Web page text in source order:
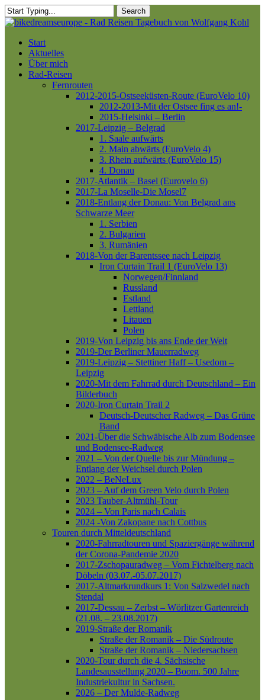
Skip
to
content
Search
Close
Menu
Start
Aktuelles
Über mich
Rad-Reisen
Fernrouten
2012-2015-Ostseeküsten-Route (EuroVelo 10)
2012-2013-Mit der Ostsee fing es an!-
2015-Helsinki – Berlin
2017-Leipzig – Belgrad
1. Saale aufwärts
2. Main abwärts (EuroVelo 4)
3. Rhein aufwärts (EuroVelo 15)
4. Donau
2017-Atlantik – Basel (Eurovelo 6)
2017-La Moselle-Die Mosel7
2018-Entlang der Donau: Von Belgrad ans
Schwarze Meer
1. Serbien
2. Bulgarien
3. Rumänien
2018-Von der Barentssee nach Leipzig
Iron Curtain Trail 1 (EuroVelo 13)
Norwegen/Finnland
Russland
Estland
Lettland
Litauen
Polen
2019-Von Leipzig bis ans Ende der Welt
2019-Der Berliner Mauerradweg
2019-Leipzig – Stettiner Haff – Usedom –
Leipzig
2020-Mit dem Fahrrad durch Deutschland – Ein
Bilderbuch
2020-Iron Curtain Trail 2
Deutsch-Deutscher Radweg – Das Grüne
Band
2021-Über die Schwäbische Alb zum Bodensee
und Bodensee-Radweg
2021 – Von der Quelle bis zur Mündung –
Entlang der Weichsel durch Polen
2022 – BeNeLux
2023 – Auf dem Green Velo durch Polen
2023 Tauber-Altmühl-Tour
2024 – Von Paris nach Calais
2024 -Von Zakopane nach Cottbus
Touren durch Mitteldeutschland
2020-Fahrradtouren und Spaziergänge während
der Corona-Pandemie 2020
2017-Zschopauradweg – Vom Fichtelberg nach
Döbeln (03.07.-05.07.2017)
2017-Altmarkrundkurs 1: Von Salzwedel nach
Stendal
2017-Dessau – Zerbst – Wörlitzer Gartenreich
(21.08. – 23.08.2017)
2019-Straße der Romanik
Straße der Romanik – Die Südroute
Straße der Romanik – Niedersachsen
2020-Tour durch die 4. Sächsische
Landesausstellung 2020 – Boom. 500 Jahre
Industriekultur in Sachsen.
2026 – Der Mulde-Radweg